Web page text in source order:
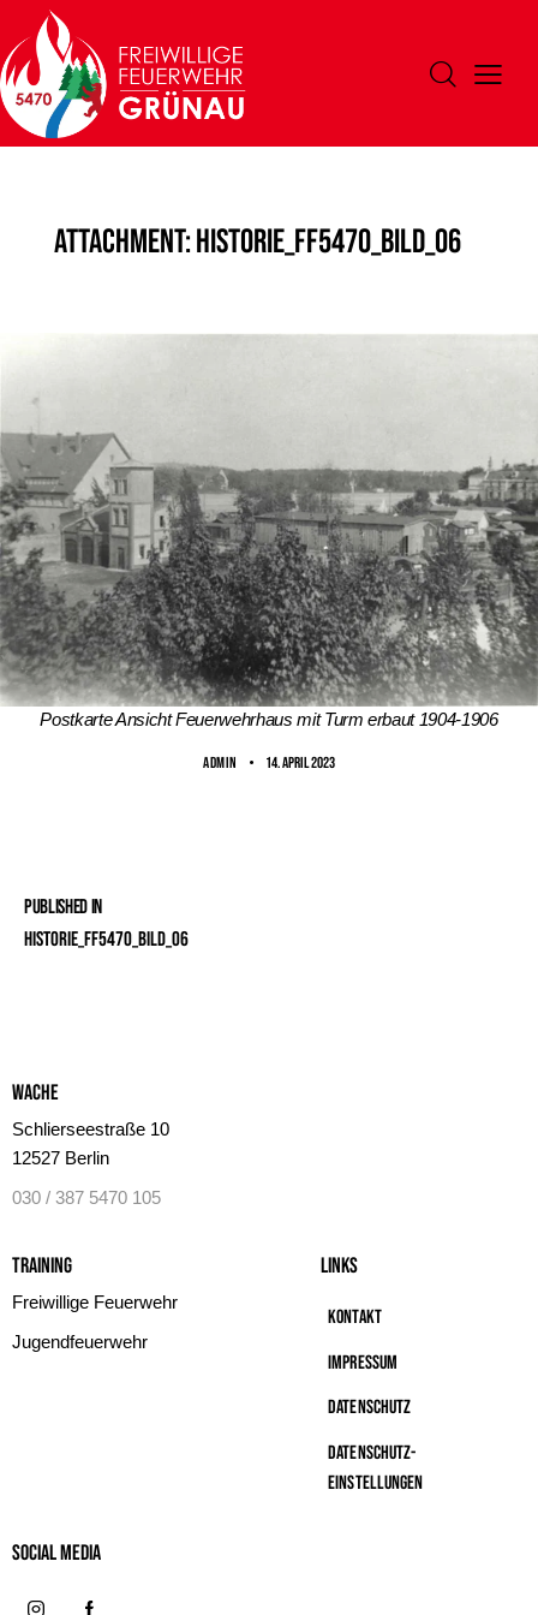
Attachment: Historie_FF5470_Bild_06
Postkarte Ansicht Feuerwehrhaus mit Turm erbaut 1904-1906
ADMIN 14. April 2023
Published in
Historie_FF5470_Bild_06
Wache
Schlierseestraße 10
12527 Berlin
030 / 387 5470 105
Training
Freiwillige Feuerwehr
Jugendfeuerwehr
Links
Kontakt
Impressum
Datenschutz
Datenschutz-
Einstellungen
Social MeDIA